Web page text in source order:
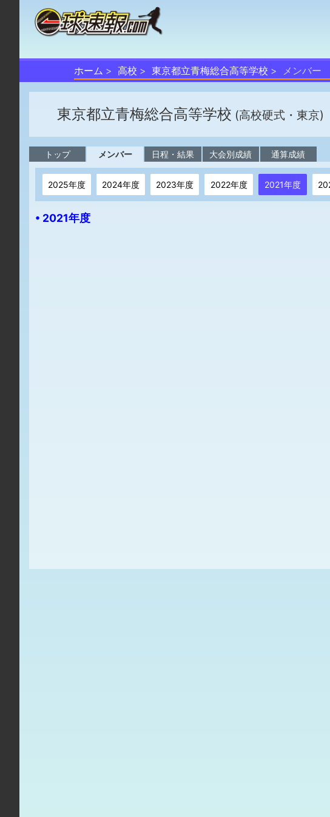
ホーム 高校 東京都立青梅総合高等学校 メンバー
東京都立青梅総合高等学校 (高校硬式・東京)
トップ メンバー 日程・結果 大会別成績 通算成績
2025年度 2024年度 2023年度 2022年度 2021年度
• 2021年度